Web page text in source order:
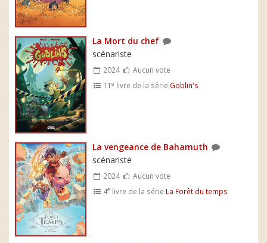
La Mort du chef
scénariste
2024
Aucun vote
11e livre de la série Goblin's
La vengeance de Bahamuth
scénariste
2024
Aucun vote
4e livre de la série La Forêt du temps